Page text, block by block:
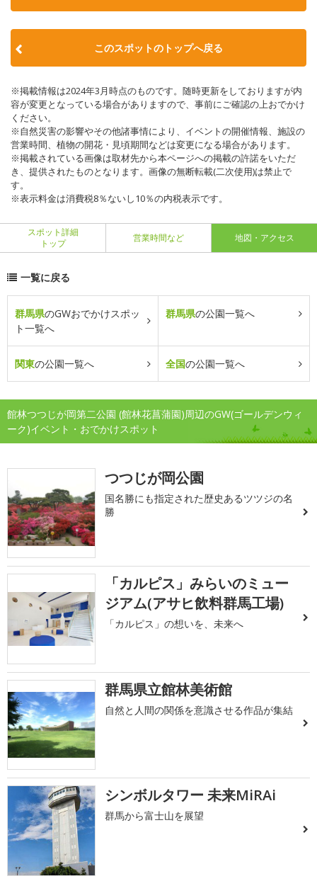
このスポットのトップへ戻る
※掲載情報は2024年3月時点のものです。随時更新をしておりますが内
容が変更となっている場合がありますので、事前にご確認の上おでかけ
ください。
※自然災害の影響やその他諸事情により、イベントの開催情報、施設の
営業時間、植物の開花・見頃期間などは変更になる場合があります。
※掲載されている画像は取材先から本ページへの掲載の許諾をいただ
き、提供されたものとなります。画像の無断転載(二次使用)は禁止で
す。
※表示料金は消費税8％ないし10％の内税表示です。
スポット詳細
トップ
営業時間など 地図・アクセス
一覧に戻る
群馬県のGWおでかけスポッ
ト一覧へ
群馬県の公園一覧へ
関東の公園一覧へ 全国の公園一覧へ
館林つつじが岡第二公園 (館林花菖蒲園)周辺のGW(ゴールデンウィ
ーク)イベント・おでかけスポット
つつじが岡公園
国名勝にも指定された歴史あるツツジの名
勝
「カルピス」みらいのミュー
ジアム(アサヒ飲料群馬工場)
「カルピス」の想いを、未来へ
群馬県立館林美術館
自然と人間の関係を意識させる作品が集結
シンボルタワー 未来MiRAi
群馬から富士山を展望